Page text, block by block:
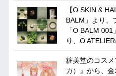
【O SKIN &
BALM」より、
「O BALM
り、O
粧美堂のコス
カ）』から、